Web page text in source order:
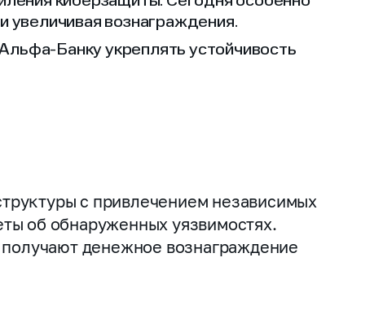
увеличивая вознаграждения.
укреплять устойчивость
с привлечением независимых
об обнаруженных уязвимостях.
денежное вознаграждение